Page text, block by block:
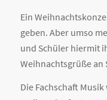
Ein
geben. Aber umso
und Schüler hiermit
Weihnachtsgrüße an
Die Fachschaft